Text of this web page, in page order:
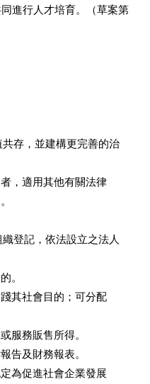
進行人才培育。（草案第
存，並建構更完善的治
者，適用其他有關法律
登記，依法設立之法人
。
踐其社會目的；可分配
服務販售所得。
告及財務報表。
定為促進社會企業發展